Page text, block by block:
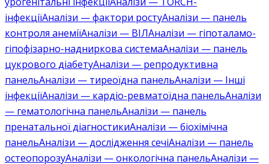
інфекціїАналізи — фактори ростуАналізи — панель
контроля анеміїАналізи — ВІЛАналізи — гіпоталамо-
гіпофізарно-надниркова системаАналізи — панель
цукрового діабетуАналізи — репродуктивна
панельАналізи — тиреоїдна панельАналізи — Інші
інфекціїАналізи — кардіо-ревматоїдна панельАналізи
— гематологічна панельАналізи — панель
пренатальної діагностикиАналізи — біохімічна
панельАналізи — дослідження сечіАналізи — панель
остеопорозуАналізи — онкологічна панельАналізи —